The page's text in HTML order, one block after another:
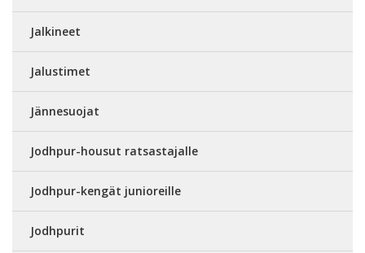
Jalkineet
Jalustimet
Jännesuojat
Jodhpur-housut ratsastajalle
Jodhpur-kengät junioreille
Jodhpurit